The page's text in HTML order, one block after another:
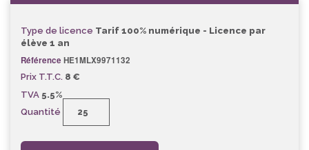
Type de licence Tarif 100% numérique - Licence par
élève 1 an
Référence HE1MLX9971132
Prix T.T.C. 8 €
TVA 5.5%
Quantité